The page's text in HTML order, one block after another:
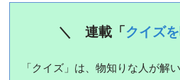
＼ 連載「 クイズ
「クイズ」は、物知りな人が解